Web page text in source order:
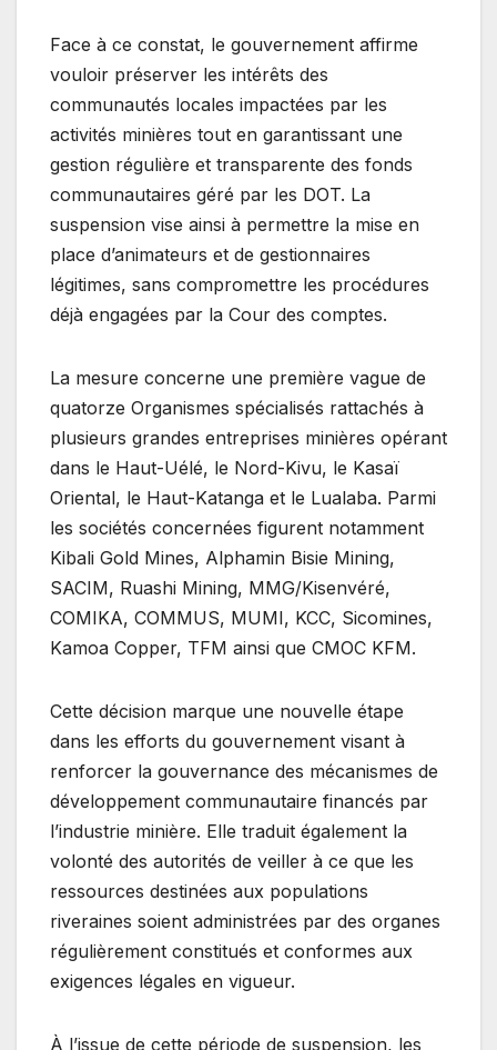
Face à ce constat, le gouvernement affirme
vouloir préserver les intérêts des
communautés locales impactées par les
activités minières tout en garantissant une
gestion régulière et transparente des fonds
communautaires géré par les DOT. La
suspension vise ainsi à permettre la mise en
place d’animateurs et de gestionnaires
légitimes, sans compromettre les procédures
déjà engagées par la Cour des comptes.
La mesure concerne une première vague de
quatorze Organismes spécialisés rattachés à
plusieurs grandes entreprises minières opérant
dans le Haut-Uélé, le Nord-Kivu, le Kasaï
Oriental, le Haut-Katanga et le Lualaba. Parmi
les sociétés concernées figurent notamment
Kibali Gold Mines, Alphamin Bisie Mining,
SACIM, Ruashi Mining, MMG/Kisenvéré,
COMIKA, COMMUS, MUMI, KCC, Sicomines,
Kamoa Copper, TFM ainsi que CMOC KFM.
Cette décision marque une nouvelle étape
dans les efforts du gouvernement visant à
renforcer la gouvernance des mécanismes de
développement communautaire financés par
l’industrie minière. Elle traduit également la
volonté des autorités de veiller à ce que les
ressources destinées aux populations
riveraines soient administrées par des organes
régulièrement constitués et conformes aux
exigences légales en vigueur.
À l’issue de cette période de suspension, les